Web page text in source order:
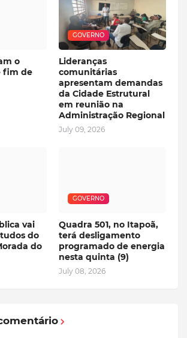
o
fim de
GOVERNO
Lideranças
comunitárias
apresentam demandas
da Cidade Estrutural
em reunião na
Administração Regional
July 09, 2026
vai
do
do
GOVERNO
Quadra 501, no Itapoã,
terá desligamento
programado de energia
nesta quinta (9)
July 08, 2026